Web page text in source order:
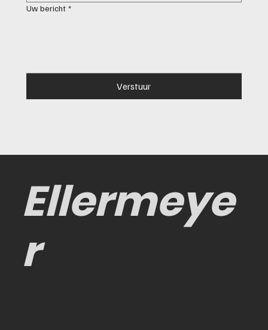
Uw bericht *
Verstuur
Ellermeye
r